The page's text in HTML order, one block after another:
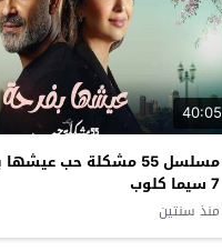
40:05
مسلسل 55 مشكلة حب
7 سيما كلوب
منذ سنتين